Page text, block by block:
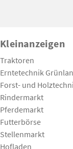
Kleinanzeigen
Traktoren
Erntetechnik
Forst- und
Rindermarkt
Pferdemarkt
Futterbörse
Stellenmarkt
Hofladen